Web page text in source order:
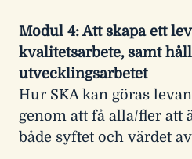
Modul 4: Att skapa ett
kvalitetsarbete, samt
utvecklingsarbetet
Hur SKA kan göras
genom att få alla/fler att
både syftet och värdet